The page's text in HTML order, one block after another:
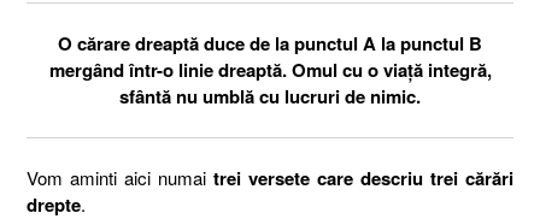
O cărare dreaptă duce de la punctul A la punctul B
mergând într-o linie dreaptă. Omul cu o viață integră,
sfântă nu umblă cu lucruri de nimic.
Vom aminti aici numai trei versete care descriu trei cărări
drepte.